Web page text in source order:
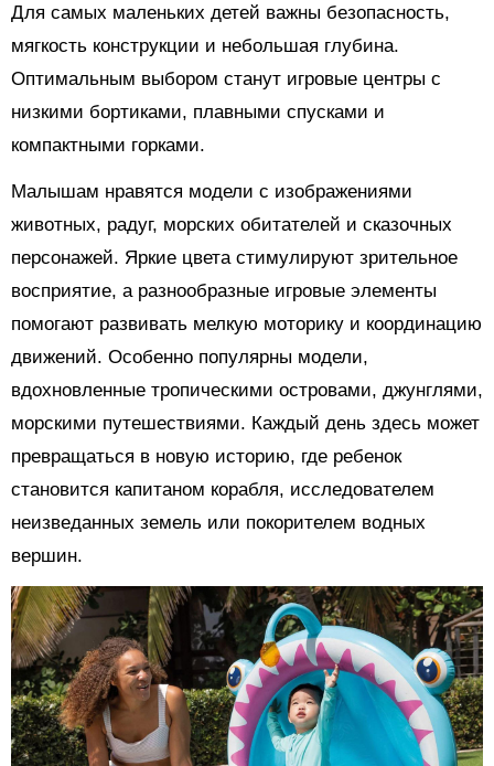
Для самых маленьких детей важны безопасность,
мягкость конструкции и небольшая глубина.
Оптимальным выбором станут игровые центры с
низкими бортиками, плавными спусками и
компактными горками.
Малышам нравятся модели с изображениями
животных, радуг, морских обитателей и сказочных
персонажей. Яркие цвета стимулируют зрительное
восприятие, а разнообразные игровые элементы
помогают развивать мелкую моторику и координацию
движений. Особенно популярны модели,
вдохновленные тропическими островами, джунглями,
морскими путешествиями. Каждый день здесь может
превращаться в новую историю, где ребенок
становится капитаном корабля, исследователем
неизведанных земель или покорителем водных
вершин.